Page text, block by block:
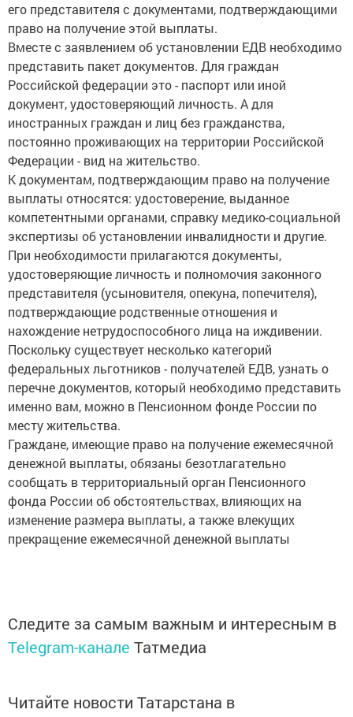
его представителя с документами, подтверждающими
право на получение этой выплаты.
Вместе с заявлением об установлении ЕДВ необходимо
представить пакет документов. Для граждан
Российской федерации это - паспорт или иной
документ, удостоверяющий личность. А для
иностранных граждан и лиц без гражданства,
постоянно проживающих на территории Российской
Федерации - вид на жительство.
К документам, подтверждающим право на получение
выплаты относятся: удостоверение, выданное
компетентными органами, справку медико-социальной
экспертизы об установлении инвалидности и другие.
При необходимости прилагаются документы,
удостоверяющие личность и полномочия законного
представителя (усыновителя, опекуна, попечителя),
подтверждающие родственные отношения и
нахождение нетрудоспособного лица на иждивении.
Поскольку существует несколько категорий
федеральных льготников - получателей ЕДВ, узнать о
перечне документов, который необходимо представить
именно вам, можно в Пенсионном фонде России по
месту жительства.
Граждане, имеющие право на получение ежемесячной
денежной выплаты, обязаны безотлагательно
сообщать в территориальный орган Пенсионного
фонда России об обстоятельствах, влияющих на
изменение размера выплаты, а также влекущих
прекращение ежемесячной денежной выплаты
Следите за самым важным и интересным в
Telegram-канале Татмедиа
Читайте новости Татарстана в